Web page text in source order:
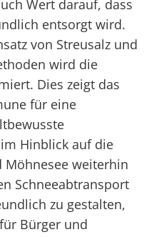
Wert darauf, dass
entsorgt wird.
von Streusalz und
wird die
Dies zeigt das
für eine
Hinblick auf die
Möhnesee weiterhin
Schneeabtransport
zu gestalten,
Bürger und